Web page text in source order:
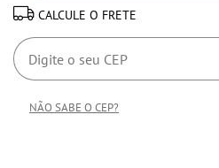
CALCULE O FRETE
NÃO SABE O CEP?